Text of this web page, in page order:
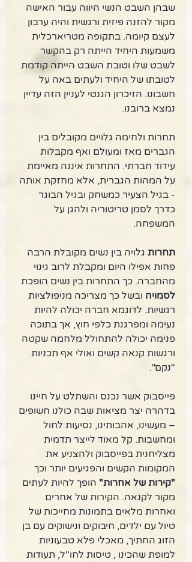
שבהן השבט הנשי היווה עבור האישה
מקור להזנה פיזית ורגשית והיה ערבון
לעצם קיומה. בתקופה מטריארכלית
משמעות היחיד הייתה רק בהקשר
לשבט שלו וטובת השבט הייתה קודמת
לטובתו של היחיד ולעתים באה על
חשבונו. הזיכרון הגנטי לעניין הזה עדיין
נמצא ברובנו.
תחרות ולחימה גלויים מקובלים בין
הגברים מאז ומעולם ואף מקבלות
עידוד חברתי. התחרות איננה מאיימת
על המהות הגברית, אלא מחזקת אותה
- בגיל הצעיר כמשחק ובגיל הבוגר
כדרך לסמן טריטוריה ולהגן על
המשפחה.
תחרות גלויה בין נשים מקובלת הרבה
פחות אפילו היום ומקבלת לרוב גינוי
מהחברה. כך התחרות בין נשים הופכת
לסמויה ובשל כך מצריכה מניפולציות
רגשיות. לדוגמא חברה יכולה להיות
נעימה ומפרגנת כלפי חוץ, אך בתוכה
פנימה יכולה להתחולל מלחמה שקטה
ורגשות קנאה קשים ואולי אף תכניות
"נקם".
פייסבוק אשר נכנס והשתלט על חיינו
בדהרה יצר מציאות שבה כולנו חשופים
– מעשינו, אהבותינו, נסיעות לחול
ומחשבות. קל מאוד לייצר תדמית
מצליחנית בפייסבוק ולהצניע את
המקומות הקשים והפגיעים יותר וכך
"קירות של אחרות" הופך להיות לעתים
מקור לקנאה. הקירות של אחרים
ואחרות מלאים בתמונות מחייכות של
טיול עם ילדים, חיבוקים ונישוקים עם בן
הזוג החתיך, מאכלי פלא טבעוניות
למופת שהכינו , טיסות לחו"ל, תעודות